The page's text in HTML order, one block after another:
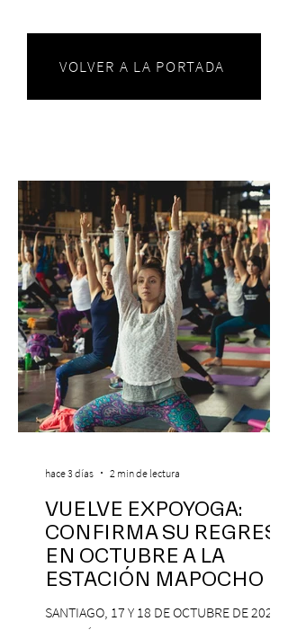
VOLVER A LA PORTADA
VUELVE EXPOYOGA:
CONFIRMA SU REGRESO
EN OCTUBRE A LA
ESTACIÓN MAPOCHO
SANTIAGO, 17 Y 18 DE OCTUBRE DE 2026,
hace 3 días 2 min de lectura